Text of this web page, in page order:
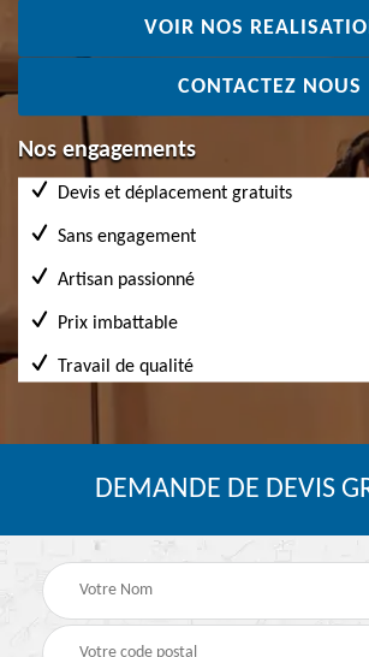
VOIR NOS
CONTACTEZ NOUS
Nos engagements
Devis et déplacement gratuits
Sans engagement
Artisan passionné
Prix imbattable
Travail de qualité
DEMANDE DE DEVIS